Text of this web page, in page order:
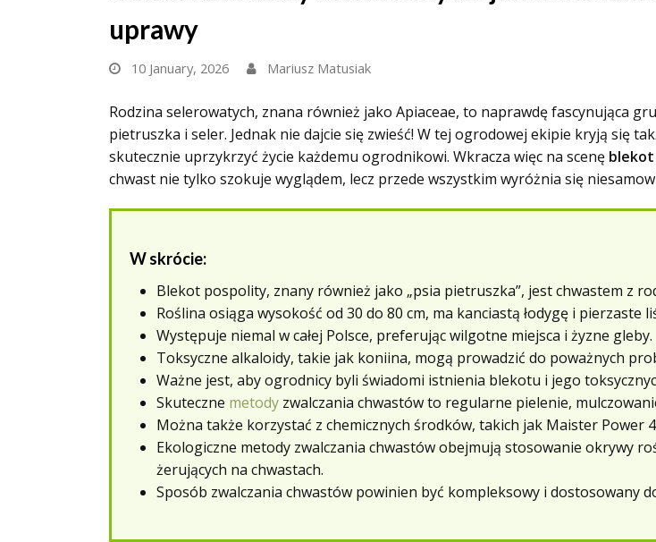
uprawy
10 January, 2026 Mariusz Matusiak
Rodzina selerowatych, znana również jako Apiaceae, to naprawdę fascynująca
pietruszka i seler. Jednak nie dajcie się zwieść! W tej ogrodowej ekipie kryją się
skutecznie uprzykrzyć życie każdemu ogrodnikowi. Wkracza więc na scenę
chwast nie tylko szokuje wyglądem, lecz przede wszystkim wyróżnia się
W skrócie:
Blekot pospolity, znany również jako „psia pietruszka”, jest chwastem z
Roślina osiąga wysokość od 30 do 80 cm, ma kanciastą łodygę i pierzaste
Występuje niemal w całej Polsce, preferując wilgotne miejsca i żyzne gleby.
Toksyczne alkaloidy, takie jak koniina, mogą prowadzić do poważnych
Ważne jest, aby ogrodnicy byli świadomi istnienia blekotu i jego
Skuteczne metody zwalczania chwastów to regularne pielenie,
Można także korzystać z chemicznych środków, takich jak Maister Power
Ekologiczne metody zwalczania chwastów obejmują stosowanie okrywy
żerujących na chwastach.
Sposób zwalczania chwastów powinien być kompleksowy i dostosowany